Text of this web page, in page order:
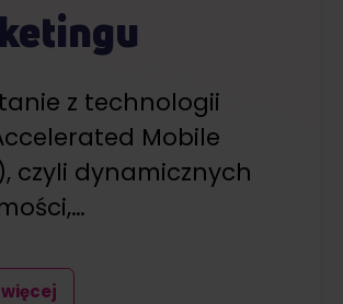
z technologii
Mobile
czyli dynamicznych